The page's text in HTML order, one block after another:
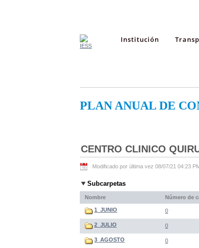
Institución
PLAN ANUAL DE
CENTRO CLINICO
Modificado por última vez 08/07/21 04:23
Subcarpetas
Nombre Número de
1_JUNIO 0
2_JULIO 0
3_AGOSTO 0